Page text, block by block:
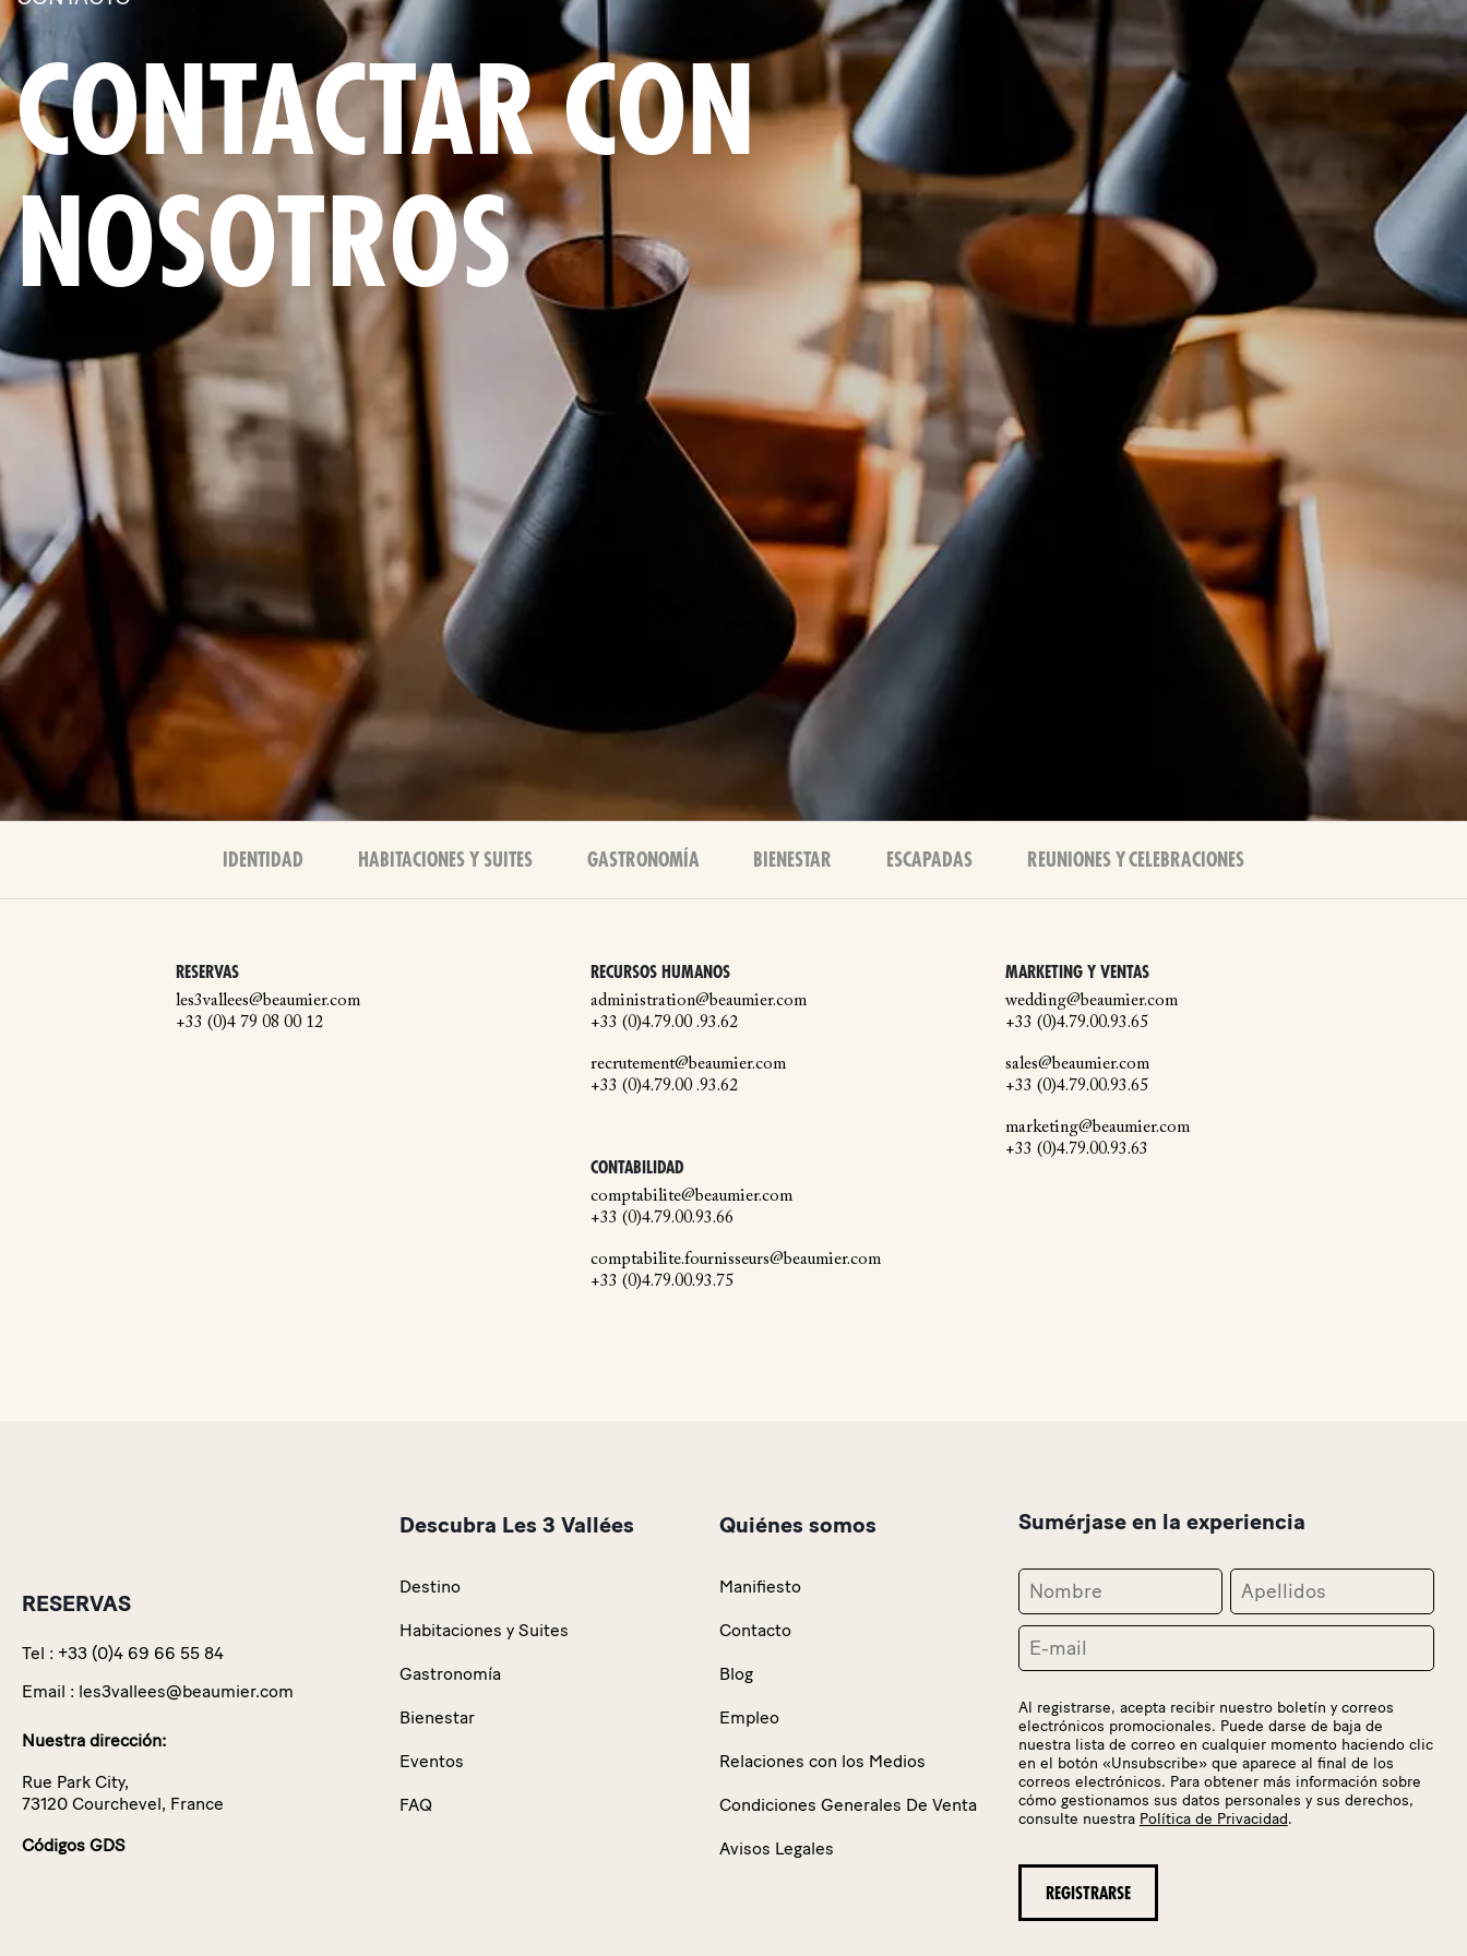
CONTACTAR CON
NOSOTROS
IDENTIDAD HABITACIONES Y SUITES GASTRONOMÍA BIENESTAR ESCAPADAS REUNIONES Y CELEBRACIONES
RESERVAS
les3vallees@beaumier.com
+33 (0)4 79 08 00 12
RECURSOS HUMANOS
administration@beaumier.com
+33 (0)4.79.00 .93.62
recrutement@beaumier.com
+33 (0)4.79.00 .93.62
CONTABILIDAD
comptabilite@beaumier.com
+33 (0)4.79.00.93.66
comptabilite.fournisseurs@beaumier.com
+33 (0)4.79.00.93.75
MARKETING Y VENTAS
wedding@beaumier.com
+33 (0)4.79.00.93.65
sales@beaumier.com
+33 (0)4.79.00.93.65
marketing@beaumier.com
+33 (0)4.79.00.93.63
RESERVAS
Tel : +33 (0)4 69 66 55 84
Email : les3vallees@beaumier.com
Nuestra dirección:
Rue Park City,
73120 Courchevel, France
Códigos GDS
Descubra Les 3 Vallées
Destino
Habitaciones y Suites
Gastronomía
Bienestar
Eventos
FAQ
Quiénes somos
Manifiesto
Contacto
Blog
Empleo
Relaciones con los Medios
Condiciones Generales De Venta
Avisos Legales
Sumérjase en la experiencia
Al registrarse, acepta recibir nuestro boletín y correos
electrónicos promocionales. Puede darse de baja de
nuestra lista de correo en cualquier momento haciendo clic
en el botón «Unsubscribe» que aparece al final de los
correos electrónicos. Para obtener más información sobre
cómo gestionamos sus datos personales y sus derechos,
consulte nuestra Política de Privacidad.